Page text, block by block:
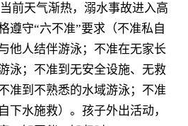
前天气渐热，溺水事故进入高
遵守“六不准”要求（不准私自
他人结伴游泳；不准在无家长
泳；不准到无安全设施、无救
准到不熟悉的水域游泳；不准
下水施救）。孩子外出活动，